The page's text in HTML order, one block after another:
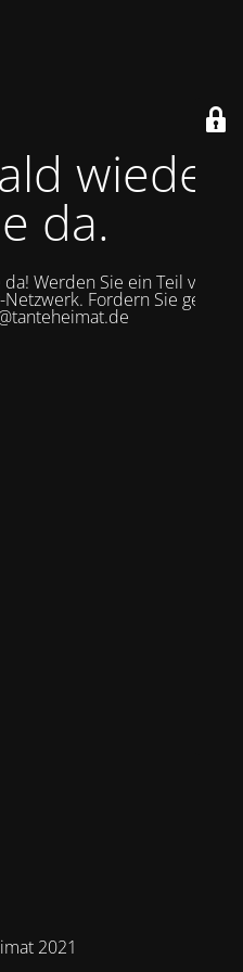
wieder
da.
Werden Sie ein Teil von
Fordern Sie gerne
2021